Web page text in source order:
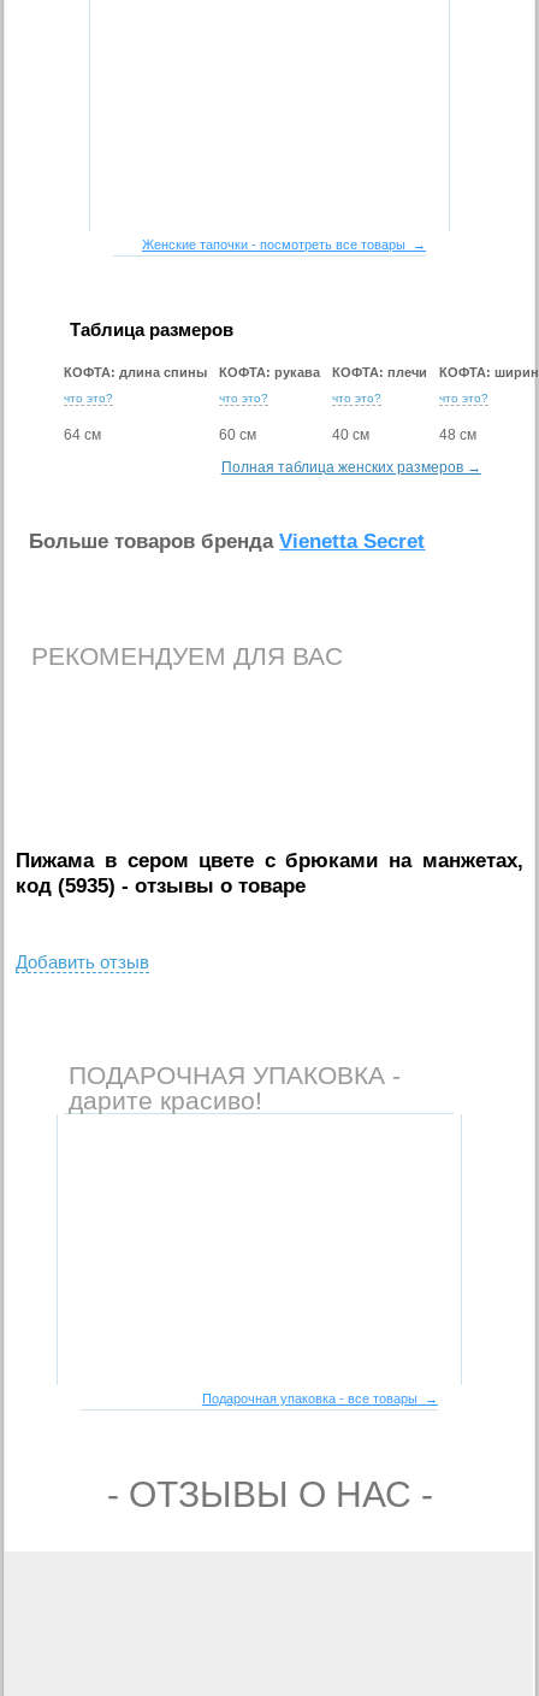
Женские тапочки - посмотреть все товары →
Таблица размеров
КОФТА: длина спины
что это?
КОФТА: рукава
что это?
КОФТА: плечи
что это?
КОФТА:
что это?
64 см 60 см 40 см
48 см
Полная таблица женских размеров →
Больше товаров брендаVienetta Secret
РЕКОМЕНДУЕМ ДЛЯ ВАС
Пижама в сером цвете с брюками на манжетах,
код (5935) - отзывы о товаре
Добавить отзыв
ПОДАРОЧНАЯ УПАКОВКА -
дарите красиво!
Подарочная упаковка - все товары →
- ОТЗЫВЫ О НАС -